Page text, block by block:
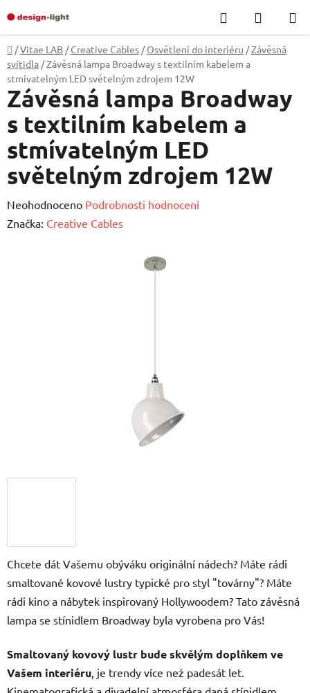
na
obsah
Hledat
KOŠÍK
Domů
/Vitae LAB / Creative Cables / Osvětlení do interiéru /Závěsná
svítidla /Závěsná lampa Broadway s textilním kabelem a
stmívatelným LED světelným zdrojem 12W
Chcete dát Vašemu obýváku originální nádech? Máte rádi
smaltované kovové lustry typické pro styl "továrny"? Máte
rádi kino a nábytek inspirovaný Hollywoodem? Tato závěsná
lampa se stínidlem Broadway byla vyrobena pro Vás!
Smaltovaný kovový lustr bude skvělým doplňkem ve
Vašem interiéru , je trendy více než padesát let.
Závěsná lampa Broadway
s textilním kabelem a
stmívatelným LED
světelným zdrojem 12W
Průměrné
hodnocení
Neohodnoceno Podrobnosti hodnocení
Značka: Creative Cables